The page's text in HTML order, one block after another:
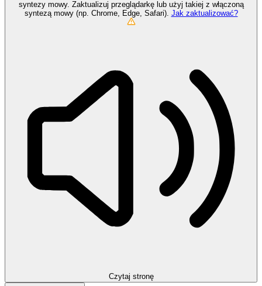
syntezy mowy. Zaktualizuj przeglądarkę lub użyj takiej z włączoną
syntezą mowy (np. Chrome, Edge, Safari). Jak zaktualizować?
Czytaj stronę